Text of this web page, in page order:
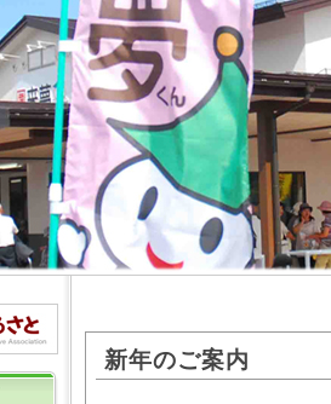
新年のご案内